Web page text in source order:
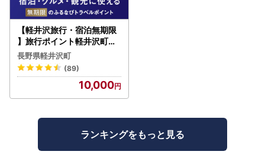
【軽井沢旅行・宿泊無期限
】旅行ポイント軽井沢町ふ
るなびトラベルポイント
長野県軽井沢町
(89)
10,000
ランキングをもっと見る